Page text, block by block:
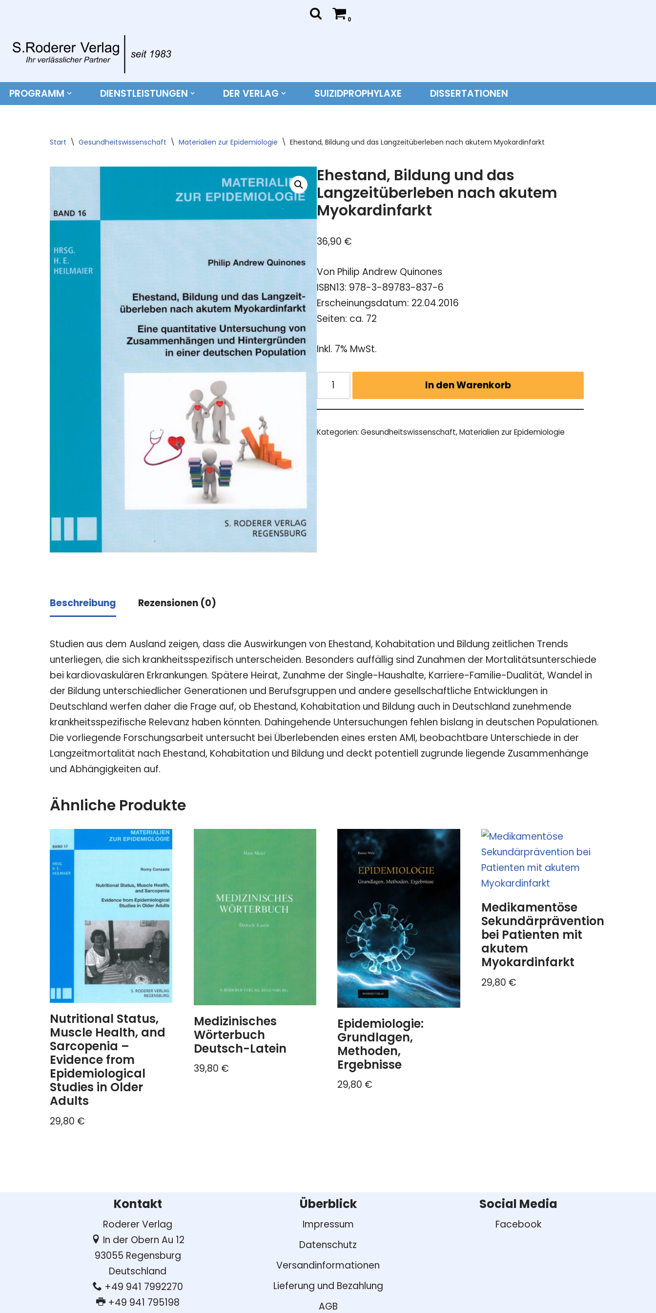
Inhalt
springen
0
PROGRAMM DIENSTLEISTUNGEN DER VERLAG SUIZIDPROPHYLAXE DISSERTATIONEN
Start \ Gesundheitswissenschaft \ Materialien zur Epidemiologie \ Ehestand, Bildung und das Langzeitüberleben nach akutem Myokardinfarkt
Ehestand, Bildung und das
Langzeitüberleben nach akutem
Myokardinfarkt
36,90 €
Von Philip Andrew Quinones
ISBN13: 978-3-89783-837-6
Erscheinungsdatum: 22.04.2016
Seiten: ca. 72
Inkl. 7% MwSt.
In den Warenkorb
Kategorien:Gesundheitswissenschaft,Materialien zur Epidemiologie
Beschreibung Rezensionen (0)
Studien aus dem Ausland zeigen, dass die Auswirkungen von Ehestand, Kohabitation und Bildung zeitlichen Trends
unterliegen, die sich krankheitsspezifisch unterscheiden. Besonders auffällig sind Zunahmen der Mortalitätsunterschiede
bei kardiovaskulären Erkrankungen. Spätere Heirat, Zunahme der Single-Haushalte, Karriere-Familie-Dualität, Wandel in
der Bildung unterschiedlicher Generationen und Berufsgruppen und andere gesellschaftliche Entwicklungen in
Deutschland werfen daher die Frage auf, ob Ehestand, Kohabitation und Bildung auch in Deutschland zunehmende
krankheitsspezifische Relevanz haben könnten. Dahingehende Untersuchungen fehlen bislang in deutschen Populationen.
Die vorliegende Forschungsarbeit untersucht bei Überlebenden eines ersten AMI, beobachtbare Unterschiede in der
Langzeitmortalität nach Ehestand, Kohabitation und Bildung und deckt potentiell zugrunde liegende Zusammenhänge
und Abhängigkeiten auf.
Ähnliche Produkte
Nutritional Status,
Muscle Health, and
Sarcopenia –
Evidence from
Epidemiological
Studies in Older
Adults
29,80 €
Medizinisches
Wörterbuch
Deutsch-Latein
39,80 €
Epidemiologie:
Grundlagen,
Methoden,
Ergebnisse
29,80 €
Medikamentöse
Sekundärprävention
bei Patienten mit
akutem
Myokardinfarkt
29,80 €
Kontakt
Roderer Verlag
In der Obern Au 12
93055 Regensburg
Deutschland
+49 941 7992270
+49 941 795198
Überblick
Impressum
Datenschutz
Versandinformationen
Lieferung und Bezahlung
AGB
Social Media
Facebook